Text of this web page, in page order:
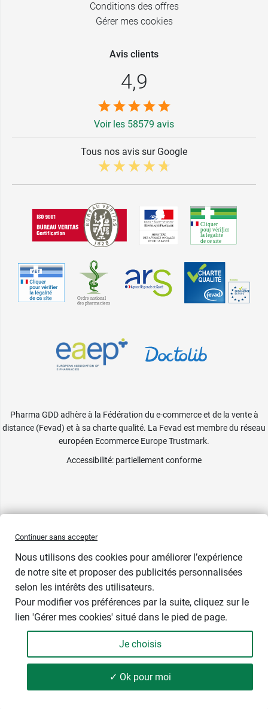
- +
Ajouter
Conditions des offres
Gérer mes cookies
Avis clients
4,9
Voir les 58579 avis
Tous nos avis sur Google
Pharma GDD adhère à la Fédération du e-commerce et de la vente à
distance (Fevad) et à sa charte qualité. La Fevad est membre du réseau
européen Ecommerce Europe Trustmark.
Accessibilité: partiellement conforme
Continuer sans accepter
Nous utilisons des cookies pour améliorer l’expérience
de notre site et proposer des publicités personnalisées
selon les intérêts des utilisateurs.
Pour modifier vos préférences par la suite, cliquez sur le
lien 'Gérer mes cookies' situé dans le pied de page.
Je choisis
✓ Ok pour moi